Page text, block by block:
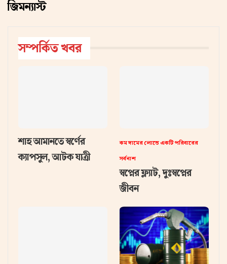
জিমন্যাস্ট
সম্পর্কিত খবর
শাহ আমানতে স্বর্ণের
ক্যাপসুল, আটক যাত্রী
কম দামের লোভে একটি পরিবারের
সর্বনাশ
স্বপ্নের ফ্ল্যাট, দুঃস্বপ্নের
জীবন